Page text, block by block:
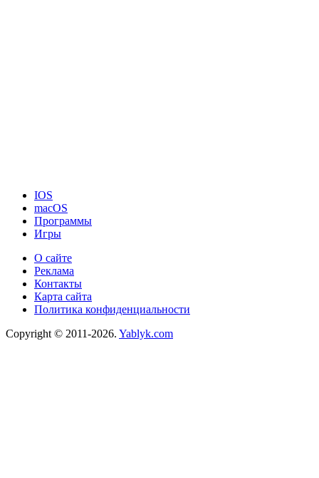
IOS
macOS
Программы
Игры
О сайте
Реклама
Контакты
Карта сайта
Политика конфиденциальности
Copyright © 2011-2026. Yablyk.сom